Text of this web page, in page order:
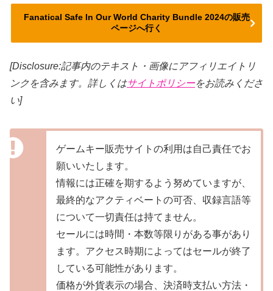
Fanatical Safe In Our World Charity Bundle 2024の販売
ページへ行く
[Disclosure:記事内のテキスト・画像にアフィリエイトリ
ンクを含みます。詳しくはサイトポリシーをお読みくださ
い]
ゲームキー販売サイトの利用は自己責任でお
願いいたします。
情報には正確を期するよう努めていますが、
最終的なアクティベートの可否、収録言語等
について一切責任は持てません。
セールには時間・本数等限りがある事があり
ます。アクセス時期によってはセールが終了
している可能性があります。
価格が外貨表示の場合、決済時支払い方法・